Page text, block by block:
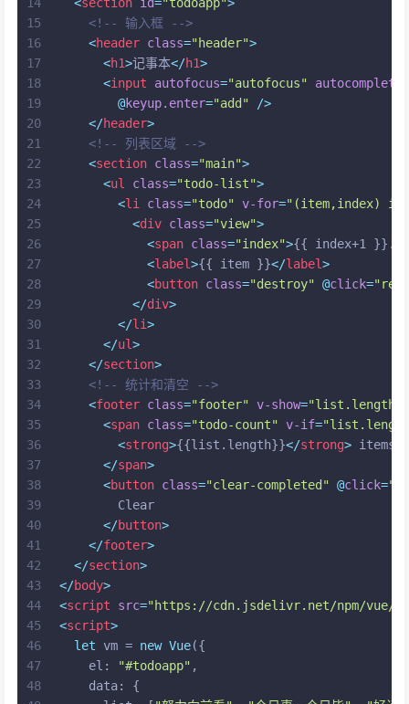
15
16
17
18
19
20
21
22
23
24
25
26
27
28
29
30
31
32
33
34
35
36
37
38
39
40
41
42
43
44
45
46
47
48
<!-- 输入框 -->
<header class="header">
<h1>记事本</h1>
<input autofocus="autofocus" autocomplete
        @
keyup.enter="add"
/>
</header>
<!-- 列表区域 -->
<section class="main">
<ul class="todo-list">
<li class="todo" v-for="(item,index)
<div class="view">
<span class="index">{{ index+1 }}.
<label>{{ item }}</label>
<button class="destroy" @click=
</div>
</li>
</ul>
</section>
<!-- 统计和清空 -->
<footer class="footer" v-show=
<span class="todo-count" v-if=
<strong>{{list.length}}</strong> items
</span>
<button class="clear-completed" @click=
        Clear
</button>
</footer>
</section>
</body>
<script src="https://cdn.jsdelivr.net/npm/vue/
<script>
let vm = new Vue({
el : "#todoapp" ,
data: {